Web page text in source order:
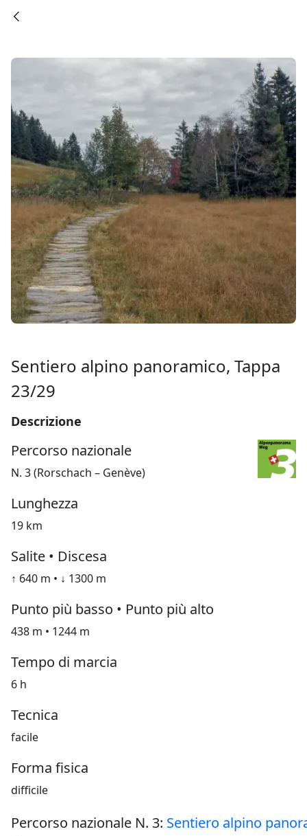
Sentiero alpino panoramico, Tappa
23/29
Descrizione
Percorso nazionale
N. 3 (Rorschach – Genève)
Lunghezza
19 km
Salite • Discesa
↑ 640 m • ↓ 1300 m
Punto più basso • Punto più alto
438 m • 1244 m
Tempo di marcia
6 h
Tecnica
facile
Forma fisica
difficile
Percorso nazionale N. 3: Sentiero alpino